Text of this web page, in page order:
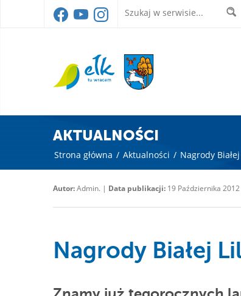
AKTUALNOŚCI
Strona główna / Aktualności / Nagrody
Autor:Admin. | Data publikacji: 19 Października 2012
Nagrody Białej